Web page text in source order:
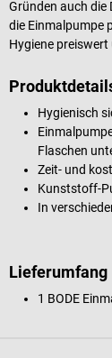
Gründen auch
die Einmalpumpe
Hygiene
Hygienisch
Flaschen
Zeit- und
Kunststoff-
In
Lieferumfang
1 BODE